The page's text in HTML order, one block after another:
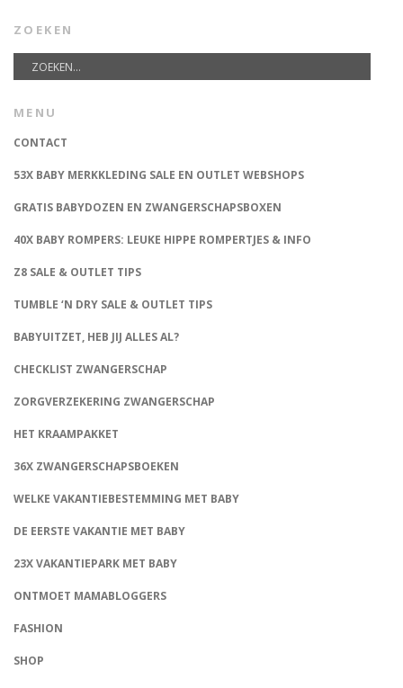
ZOEKEN
MENU
CONTACT
53X BABY MERKKLEDING SALE EN OUTLET WEBSHOPS
GRATIS BABYDOZEN EN ZWANGERSCHAPSBOXEN
40X BABY ROMPERS: LEUKE HIPPE ROMPERTJES & INFO
Z8 SALE & OUTLET TIPS
TUMBLE ‘N DRY SALE & OUTLET TIPS
BABYUITZET, HEB JIJ ALLES AL?
CHECKLIST ZWANGERSCHAP
ZORGVERZEKERING ZWANGERSCHAP
HET KRAAMPAKKET
36X ZWANGERSCHAPSBOEKEN
WELKE VAKANTIEBESTEMMING MET BABY
DE EERSTE VAKANTIE MET BABY
23X VAKANTIEPARK MET BABY
ONTMOET MAMABLOGGERS
FASHION
SHOP